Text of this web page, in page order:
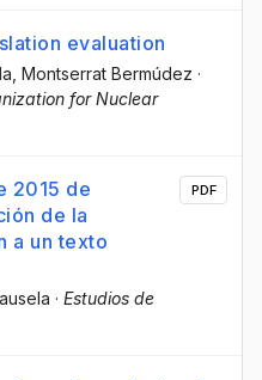
evaluation
Montserrat Bermúdez ·
for Nuclear
2015 de
de la
a un texto
· Estudios de
PDF